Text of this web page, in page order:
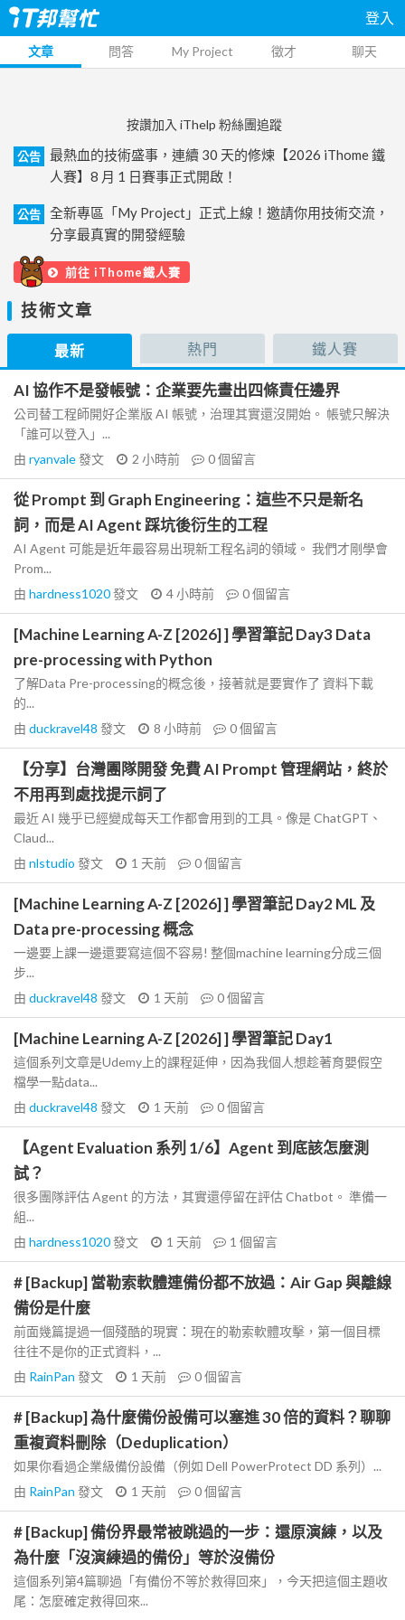
登入
文章 問答 My Project 徵才 聊天
按讚加入 iThelp 粉絲團追蹤
公告
最熱血的技術盛事，連續 30 天的修煉【2026 iThome 鐵
人賽】8 月 1 日賽事正式開啟！
公告
全新專區「My Project」正式上線！邀請你用技術交流，
分享最真實的開發經驗
前往 iThome鐵人賽
技術文章
最新 熱門 鐵人賽
AI 協作不是發帳號：企業要先畫出四條責任邊界
公司替工程師開好企業版 AI 帳號，治理其實還沒開始。 帳號只解決
「誰可以登入」...
由 ryanvale發文 2 小時前 0個留言
從 Prompt 到 Graph Engineering：這些不只是新名
詞，而是 AI Agent 踩坑後衍生的工程
AI Agent 可能是近年最容易出現新工程名詞的領域。 我們才剛學會
Prom...
由 hardness1020發文 4 小時前 0個留言
[Machine Learning A-Z [2026] ] 學習筆記 Day3 Data
pre-processing with Python
了解Data Pre-processing的概念後，接著就是要實作了 資料下載
的...
由 duckravel48 發文 8 小時前 0個留言
【分享】台灣團隊開發 免費 AI Prompt 管理網站，終於
不用再到處找提示詞了
最近 AI 幾乎已經變成每天工作都會用到的工具。像是 ChatGPT、
Claud...
由 nlstudio 發文 1 天前 0個留言
[Machine Learning A-Z [2026] ] 學習筆記 Day2 ML 及
Data pre-processing 概念
一邊要上課一邊還要寫這個不容易! 整個machine learning分成三個
步...
由 duckravel48 發文 1 天前 0個留言
[Machine Learning A-Z [2026] ] 學習筆記 Day1
這個系列文章是Udemy上的課程延伸，因為我個人想趁著育嬰假空
檔學一點data...
由 duckravel48 發文 1 天前 0個留言
【Agent Evaluation 系列 1/6】Agent 到底該怎麼測
試？
很多團隊評估 Agent 的方法，其實還停留在評估 Chatbot。 準備一
組...
由 hardness1020發文 1 天前 1 個留言
# [Backup] 當勒索軟體連備份都不放過：Air Gap 與離線
備份是什麼
前面幾篇提過一個殘酷的現實：現在的勒索軟體攻擊，第一個目標
往往不是你的正式資料，...
由 RainPan 發文 1 天前 0個留言
# [Backup] 為什麼備份設備可以塞進 30 倍的資料？聊聊
重複資料刪除（Deduplication）
如果你看過企業級備份設備（例如 Dell PowerProtect DD 系列）...
由 RainPan 發文 1 天前 0個留言
# [Backup] 備份界最常被跳過的一步：還原演練，以及
為什麼「沒演練過的備份」等於沒備份
這個系列第4篇聊過「有備份不等於救得回來」，今天把這個主題收
尾：怎麼確定救得回來...